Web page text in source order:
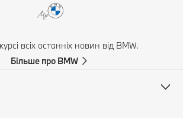
всіх останніх новин від BMW.
Більше про BMW